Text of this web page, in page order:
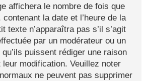
affichera le nombre de fois que
la date et l’heure de la
texte n’apparaîtra pas s’il s’agit
par un modérateur ou un
puissent rédiger une raison
modification. Veuillez noter
ne peuvent pas supprimer